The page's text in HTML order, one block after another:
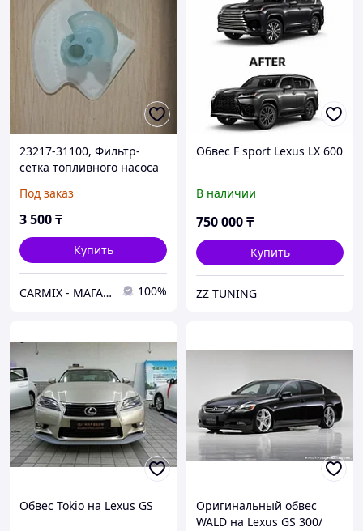
23217-31100, Фильтр-
сетка топливного насоса
2007, MADE IN JAPAN
Под заказ
3 500₸
Купить
СARMIX - МАГАЗИН АВТОЗАПЧАСТЕЙ В НУР-СУЛТАНЕ (АСТАНА) 100%
Обвес F sport Lexus LX 600
В наличии
750 000₸
Купить
ZZ TUNING
Обвес Tokio на Lexus GS
Оригинальный обвес
WALD на Lexus GS 300/